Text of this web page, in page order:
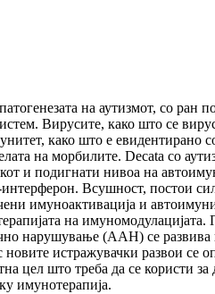
на аутизмот, со ран
Вирусите, како што се
како што е евидентирано
на морбилите. Decata со
и подигнати нивоа на
Всушност, постои
имуноактивација и
на имуномодулацијата.
нарушување (ААН) се развива
истражувачки развои се
цел што треба да се користи за
имунотерапија.